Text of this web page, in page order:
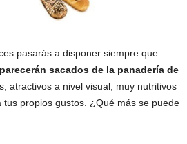
pasarás a disponer siempre que
parecerán sacados de la panadería de
atractivos a nivel visual, muy nutritivos
tus propios gustos. ¿Qué más se puede